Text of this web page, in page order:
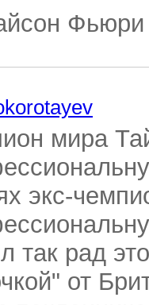
Фьюри
мира
экс-
так рад
от